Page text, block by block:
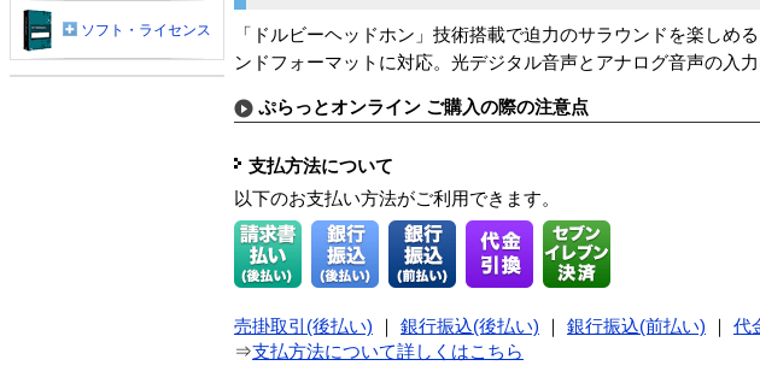
「ドルビーヘッドホン」技術搭載で迫力のサラウンドを楽しめ
ンドフォーマットに対応。光デジタル音声とアナログ音声の入力
ぷらっとオンライン ご購入の際の注意点
支払方法について
以下のお支払い方法がご利用できます。
売掛取引(後払い) 銀行振込(後払い) 銀行振込(前払い) 代
⇒支払方法について詳しくはこちら
ソフト・ライセンス